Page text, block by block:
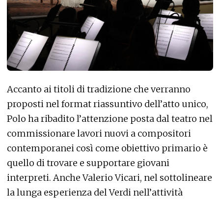
Accanto ai titoli di tradizione che verranno
proposti nel format riassuntivo dell’atto unico,
Polo ha ribadito l’attenzione posta dal teatro nel
commissionare lavori nuovi a compositori
contemporanei così come obiettivo primario è
quello di trovare e supportare giovani
interpreti. Anche Valerio Vicari, nel sottolineare
la lunga esperienza del Verdi nell’attività